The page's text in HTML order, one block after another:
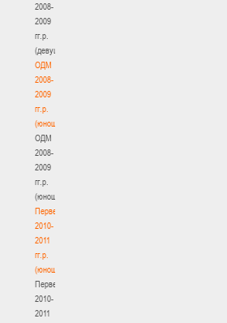
2008-
2009
гг.р.
(девушки)
ОДМ
2008-
2009
гг.р.
(юноши)
ОДМ
2008-
2009
гг.р.
(юноши)
Первенство
2010-
2011
гг.р.
(юноши)
Первенство
2010-
2011